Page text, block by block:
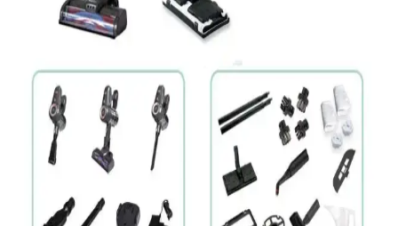
Conti CSC-305 Zeus Plus Dikey Elektrikli Süpürge
İncelemesi ve Kullanıcı Yorumları
Conti CSC-305 Zeus Plus, hafifliği ve güçlü performansıyla küçük
ve orta alanlar için ideal dikey elektrikli süpürge. Ergonomik
tasarımı ve geniş toz haznesiyle pratik temizlik sağlar.
Arnica Pika Turbo ET14411 Elektrikli Süpürge:
Güçlü Performans ve Modern Tasarım Özellikleri
Arnica Pika Turbo ET14411, yüksek emiş gücü, sessiz çalışma ve
şık tasarımıyla günlük temizlikte üstün performans sunar. Çok yönlü
aksesuarlarıyla her yüzeyde etkili temizlik sağlar.